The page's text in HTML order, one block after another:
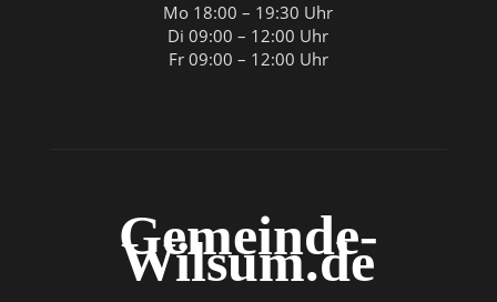
Mo 18:00 – 19:30 Uhr
Di 09:00 – 12:00 Uhr
Fr 09:00 – 12:00 Uhr
Gemeinde-
Wilsum.de